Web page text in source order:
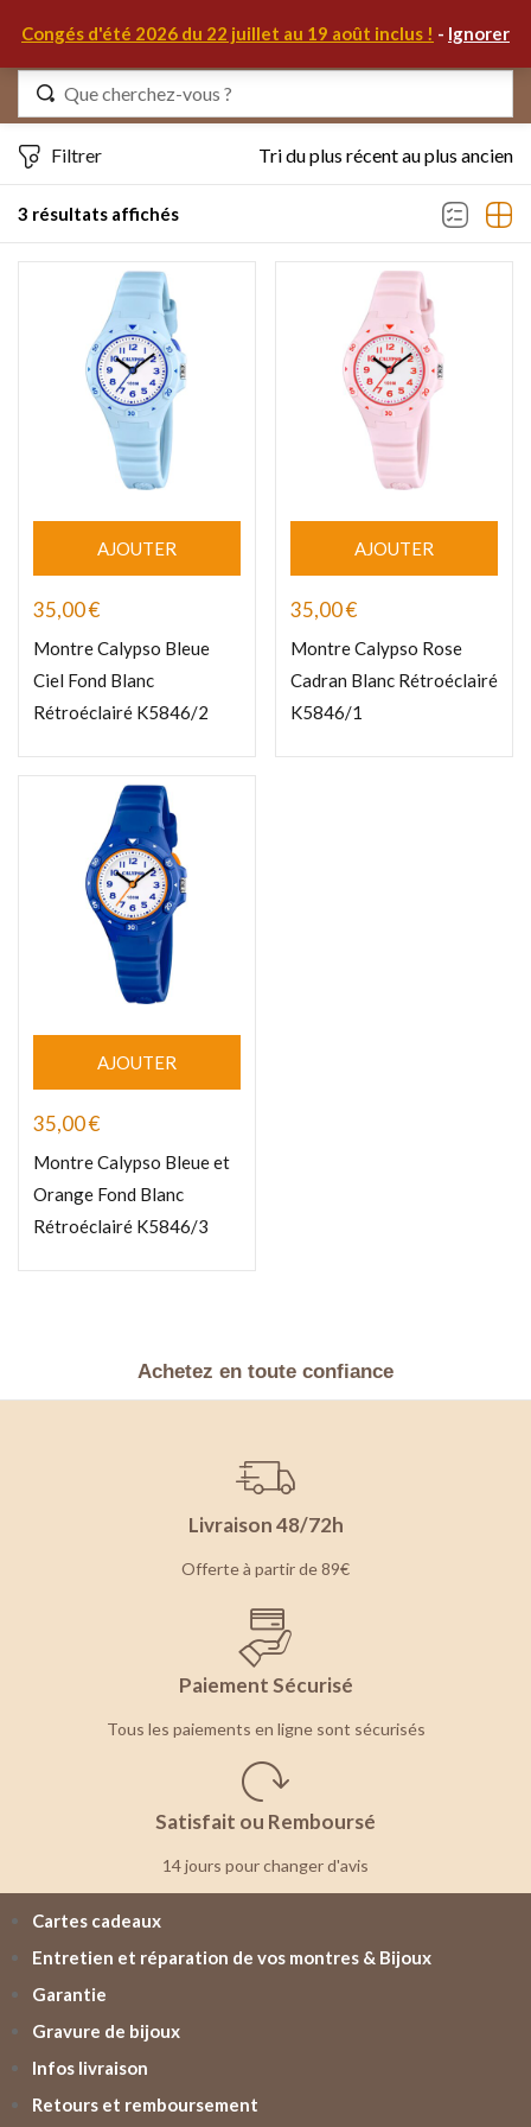
Congés d'été 2026 du 22 juillet au 19 août inclus ! - Ignorer
3 résultats affichés
Filtrer Tri du plus récent au plus ancien
AJOUTER
35,00€
Montre Calypso Bleue
Ciel Fond Blanc
Rétroéclairé K5846/2
AJOUTER
35,00€
Montre Calypso Rose
Cadran Blanc Rétroéclairé
K5846/1
AJOUTER
35,00€
Montre Calypso Bleue et
Orange Fond Blanc
Rétroéclairé K5846/3
Achetez en toute confiance
Livraison 48/72h
Offerte à partir de 89€
Paiement Sécurisé
Tous les paiements en ligne sont sécurisés
Satisfait ou Remboursé
14 jours pour changer d'avis
Cartes cadeaux
Entretien et réparation de vos montres & Bijoux
Garantie
Gravure de bijoux
Infos livraison
Retours et remboursement
Identifiez-vous
Se souvenir de moi Mot de passe oublié ?